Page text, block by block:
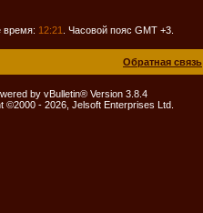
время: 12:21 . Часовой пояс GMT +3.
Обратная связь
by vBulletin® Version 3.8.4
©2000 - 2026, Jelsoft Enterprises Ltd.